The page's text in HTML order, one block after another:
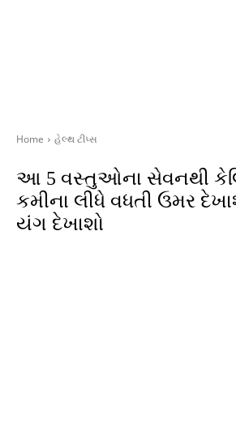
Home હેલ્થ ટીપ્સ
આ 5 વસ્તુઓના સેવનથી
કમીના લીધે વધતી ઉમર
યંગ દેખાશો